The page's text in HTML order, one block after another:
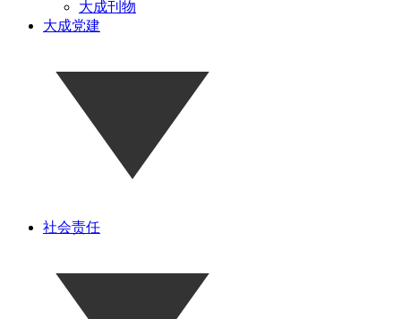
大成刊物
大成党建
社会责任